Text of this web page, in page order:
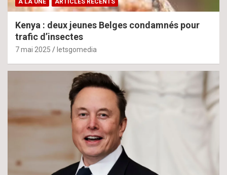
À LA UNE ARTICLES RÉCENTS
Kenya : deux jeunes Belges condamnés pour
trafic d’insectes
7 mai 2025 letsgomedia